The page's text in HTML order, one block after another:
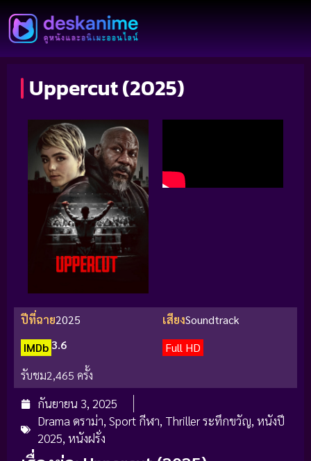
Uppercut (2025)
ปีที่ฉาย2025 เสียงSoundtrack
IMDb 3.6
Full HD
รับชม2,465 ครั้ง
กันยายน 3, 2025
Drama ดราม่า, Sport กีฬา, Thriller ระทึกขวัญ, หนังปี
2025, หนังฝรั่ง